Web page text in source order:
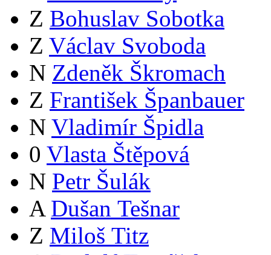
Z Bohuslav Sobotka
Z Václav Svoboda
N Zdeněk Škromach
Z František Španbauer
N Vladimír Špidla
0 Vlasta Štěpová
N Petr Šulák
A Dušan Tešnar
Z Miloš Titz